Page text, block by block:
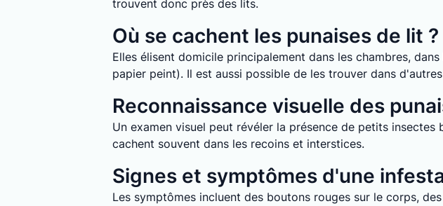
trouvent donc près des lits.
Où se cachent les punaises de lit ?
Elles élisent domicile principalement dans les chambres,
papier peint). Il est aussi possible de les trouver dans
Reconnaissance visuelle des
Un examen visuel peut révéler la présence de petits
cachent souvent dans les recoins et interstices.
Signes et symptômes d'une
Les symptômes incluent des boutons rouges sur le corps,